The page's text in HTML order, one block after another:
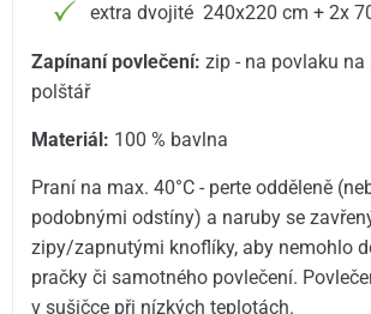
extra dvojité 240x220 cm + 2x
Zapínaní povlečení: zip - na povlaku na
polštář
Materiál: 100 % bavlna
Praní na max. 40°C - perte odděleně
podobnými odstíny) a naruby se
zipy/zapnutými knoflíky, aby nemohlo
pračky či samotného povlečení.
v sušičce při nízkých teplotách.